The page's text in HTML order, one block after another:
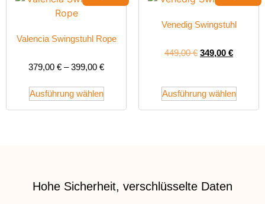
Valencia Swingstuhl Rope
379,00 € –399,00 €
Ausführung wählen
Venedig Swingstuhl
449,00€ 349,00 €
Ausführung wählen
Hohe Sicherheit, verschlüsselte Daten